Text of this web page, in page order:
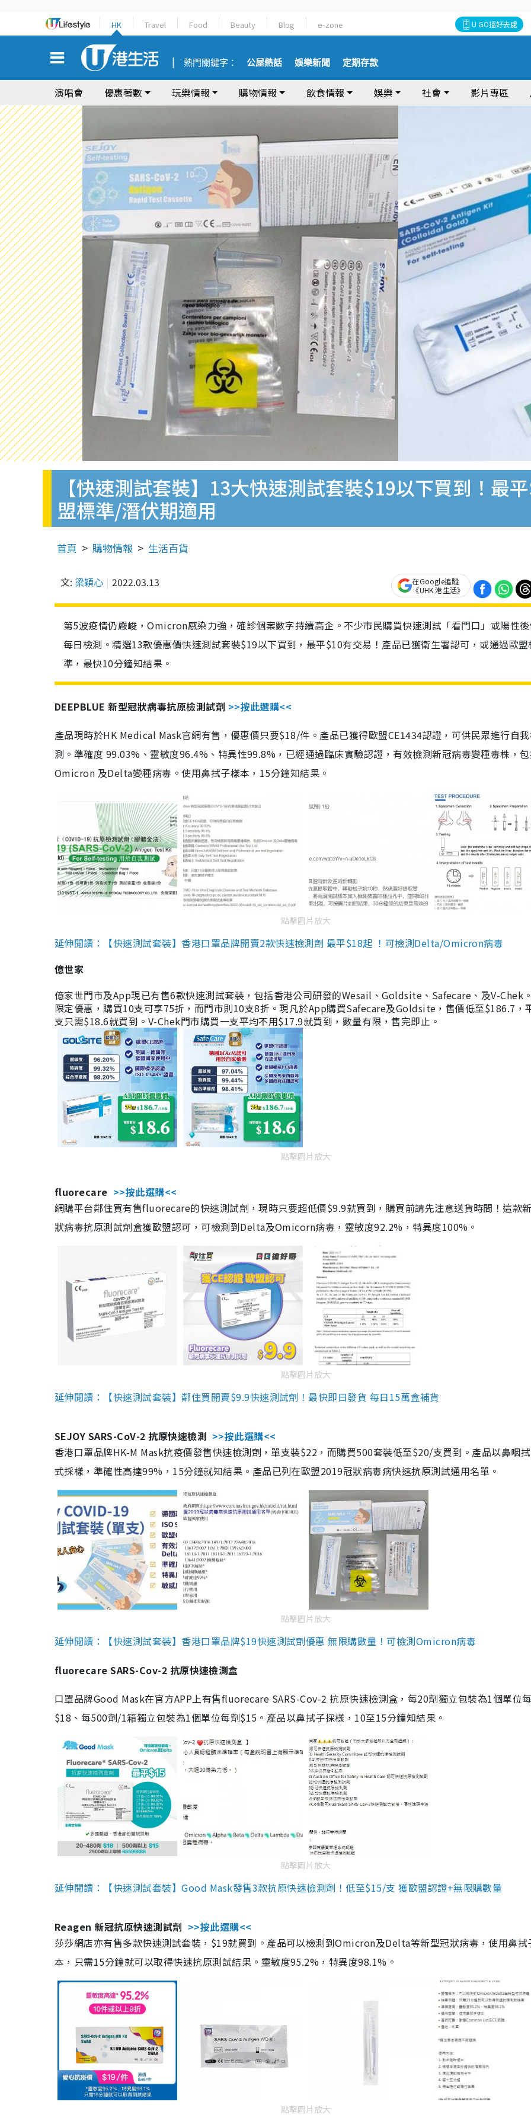
HK Travel Food Beauty Blog e-zone U GO搵好去處
熱門關鍵字： 公屋熱話 娛樂新聞 定期存款
演唱會 優惠著數 玩樂情報 購物情報 飲食情報 娛樂 社會 影片專區
【快速測試套裝】13大快速測試套裝$19以下買到！最
盟標準/潛伏期適用
首頁 購物情報 生活百貨
文: 梁穎心 2022.03.13
在Google追蹤
《UHK 港生活》
第5波疫情仍嚴峻，Omicron感染力強，確診個案數字持續高企。不少市民購買快速測試「看門口」或陽性
每日檢測。精選13款優惠價快速測試套裝$19以下買到，最平$10有交易！產品已獲衛生署認可，或通過歐盟
準，最快10分鐘知結果。
DEEPBLUE 新型冠狀病毒抗原檢測試劑 >>按此選購<<
產品現時於HK Medical Mask官網有售，優惠價只要$18/件。產品已獲得歐盟CE1434認證，可供民眾進行自
測。準確度 99.03%、靈敏度96.4%、特異性99.8%，已經通過臨床實驗認證，有效檢測新冠病毒變種毒株，
Omicron 及Delta變種病毒。使用鼻拭子樣本，15分鐘知結果。
點擊圖片放大
延伸閱讀：【快速測試套裝】香港口罩品牌開賣2款快速檢測劑 最平$18起 ！可檢測Delta/Omicron病毒
億世家
億家世門市及App現已有售6款快速測試套裝，包括香港公司研發的Wesail、Goldsite、Safecare、及V-Chek
限定優惠，購買10支可享75折，而門市則10支8折。現凡於App購買Safecare及Goldsite，售價低至$186.7，
支只需$18.6就買到。V-Chek門市購買一支平均不用$17.9就買到，數量有限，售完即止。
點擊圖片放大
fluorecare >>按此選購<<
網購平台鄰住買有售fluorecare的快速測試劑，現時只要超低價$9.9就買到，購買前請先注意送貨時間！這款
狀病毒抗原測試劑盒獲歐盟認可，可檢測到Delta及Omicorn病毒，靈敏度92.2%，特異度100%。
點擊圖片放大
延伸閱讀：【快速測試套裝】鄰住買開賣$9.9快速測試劑！最快即日發貨 每日15萬盒補貨
SEJOY SARS-CoV-2 抗原快速檢測 >>按此選購<<
香港口罩品牌HK-M Mask抗疫價發售快速檢測劑，單支裝$22，而購買500套裝低至$20/支買到。產品以鼻咽
式採樣，準確性高達99%，15分鐘就知結果。產品已列在歐盟2019冠狀病毒病快速抗原測試通用名單。
點擊圖片放大
延伸閱讀：【快速測試套裝】香港口罩品牌$19快速測試劑優惠 無限購數量！可檢測Omicron病毒
fluorecare SARS-Cov-2 抗原快速檢測盒
口罩品牌Good Mask在官方APP上有售fluorecare SARS-Cov-2 抗原快速檢測盒，每20劑獨立包裝為1個單位
$18、每500劑/1箱獨立包裝為1個單位每劑$15。產品以鼻拭子採樣，10至15分鐘知結果。
點擊圖片放大
延伸閱讀：【快速測試套裝】Good Mask發售3款抗原快速檢測劑！低至$15/支 獲歐盟認證+無限購數量
Reagen 新冠抗原快速測試劑 >>按此選購<<
莎莎網店亦有售多款快速測試套裝，$19就買到。產品可以檢測到Omicron及Delta等新型冠狀病毒，使用鼻拭
本，只需15分鐘就可以取得快速抗原測試結果。靈敏度95.2%，特異度98.1%。
點擊圖片放大